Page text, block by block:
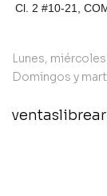
Cl. 2 #10-21,
Lunes,
Domingos y